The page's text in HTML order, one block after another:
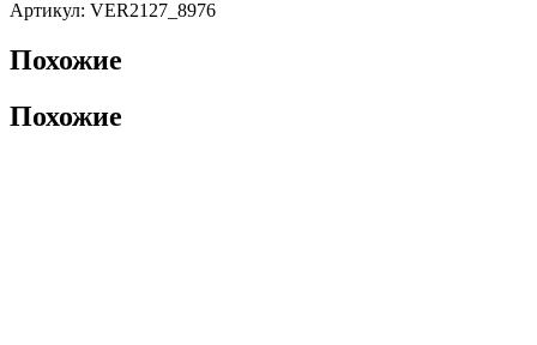
Артикул: VER2127_8976
Похожие
Похожие